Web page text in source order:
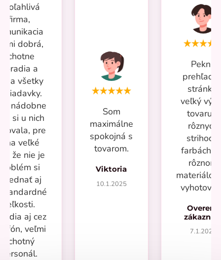
firma,
dobrá,
ochotne
poradia a
všetky
nádobne
si u nich
pre
veľké
že nie je
si
aj
veľkosti.
aj cez
veľmi
ochotný
personál.
Som
maximálne
spokojná s
tovarom.
Viktoria
10.1.2025
Pekná
stránka,
veľký
tovaru v
rôznych
strihoch,
farbách a
rôznom
Overený
7.1.2025